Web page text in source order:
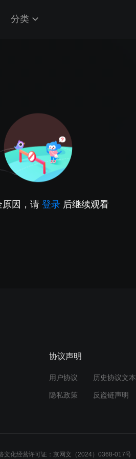
分类
原因，请 登录 后继续观看
协议声明
用户协议 历史协议文本
隐私政策 反盗链声明
文化经营许可证：京网文（2024）0368-017号